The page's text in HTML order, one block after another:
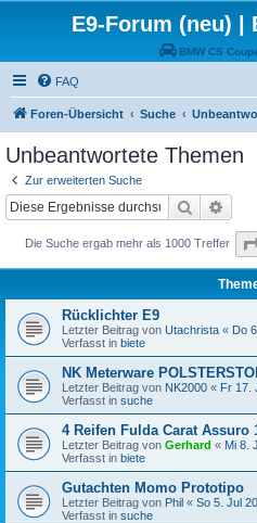
E9-Forum (neu) |
BMW CS
FAQ
Foren-Übersicht Suche
Unbeantwortete Themen
Zur erweiterten Suche
Suche
Die Suche ergab mehr als 1000 Treffer
Rücklichter E9
Letzter Beitrag von Utachrista « Do
Verfasst in biete
NK Meterware
Letzter Beitrag von NK2000 « Fr 17.
Verfasst in suche
4 Reifen Fulda Carat Assuro
Letzter Beitrag von Gerhard « Mi 8.
Verfasst in biete
Gutachten Momo Prototipo
Letzter Beitrag von Phil « So 5. Jul
Verfasst in suche